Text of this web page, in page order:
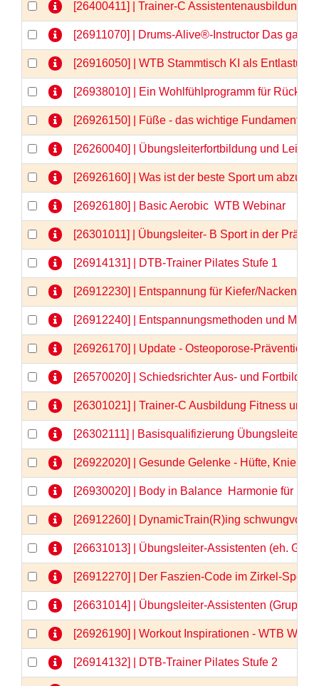
[26400411] | Trainer-C Assistentenausbildung,
[26911070] | Drums-Alive®-Instructor Das
[26916050] | WTB Stammtisch KI als
[26938010] | Ein Wohlfühlprogramm für Rücken
[26926150] | Füße - das wichtige Fundament -
[26260040] | Übungsleiterfortbildung und
[26926160] | Was ist der beste Sport um
[26926180] | Basic Aerobic  WTB Webinar
[26301011] | Übungsleiter- B Sport in der
[26914131] | DTB-Trainer Pilates Stufe 1
[26912230] | Entspannung für Kiefer/Nacken/
[26912240] | Entspannungsmethoden und
[26926170] | Update - Osteoporose-Prävention
[26570020] | Schiedsrichter Aus- und
[26301021] | Trainer-C Ausbildung Fitness und
[26302111] | Basisqualifizierung Übungsleiter-
[26922020] | Gesunde Gelenke - Hüfte, Knie &
[26930020] | Body in Balance  Harmonie für
[26912260] | DynamicTrain(R)ing
[26631013] | Übungsleiter-Assistenten (eh.
[26912270] | Der Faszien-Code im Zirkel-
[26631014] | Übungsleiter-Assistenten
[26926190] | Workout Inspirationen - WTB
[26914132] | DTB-Trainer Pilates Stufe 2